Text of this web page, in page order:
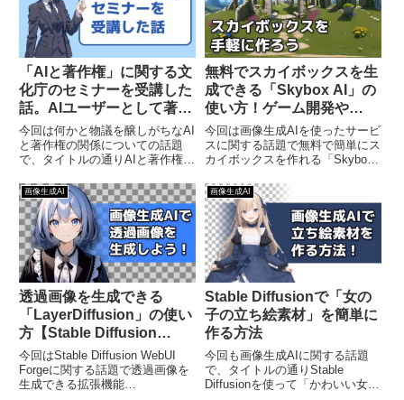
「AIと著作権」に関する文
化庁のセミナーを受講した
話。AIユーザーとして著作
権について知っておくべき
ことは？
今回は何かと物議を醸しがちなAI
と著作権の関係についての話題
で、タイトルの通りAIと著作権に
ーを受講してみたという内容にな
っています。私が普段使っている
画像生成AIを含めた生成AIは便利
な一方で様々な問題が指摘...
無料でスカイボックスを生
成できる「Skybox AI」の
使い方！ゲーム開発や
3DCG制作に使える360度
画像を簡単に作ろう
今回は画像生成AIを使ったサービ
スに関する話題で無料で簡単にス
カイボックスを作れる「Skybox
内容になっています。Unity等の
ゲームエンジンを使った3Dゲー
ム開発や、Blender等のモデリン
グソフトを...
画像生成AI
透過画像を生成できる
「LayerDiffusion」の使い
方【Stable Diffusion
WebUI Forge】
今回はStable Diffusion WebUI
Forgeに関する話題で透過画像を
生成できる拡張機能
画像生成AI
Stable Diffusionで「女の
子の立ち絵素材」を簡単に
作る方法
今回も画像生成AIに関する話題
で、タイトルの通りStable
Diffusionを使って「かわいい女の